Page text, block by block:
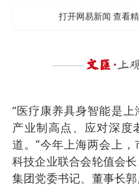
打开网易新闻 查看
“医疗康养具身智能是
产业制高点、应对深度
道。”今年上海两会上
科技企业联合会轮值会
集团党委书记、董事长